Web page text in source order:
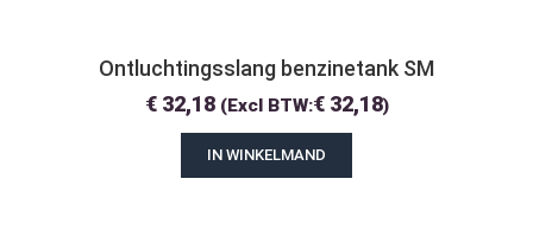
Ontluchtingsslang benzinetank SM
€32,18 (Excl BTW:€32,18)
IN WINKELMAND